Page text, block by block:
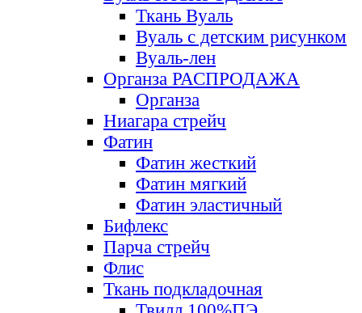
Ткань Вуаль
Вуаль с детским рисунком
Вуаль-лен
Органза РАСПРОДАЖА
Органза
Ниагара стрейч
Фатин
Фатин жесткий
Фатин мягкий
Фатин элаcтичный
Бифлекс
Парча стрейч
Флис
Ткань подкладочная